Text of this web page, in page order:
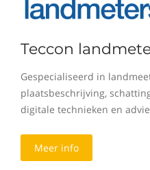
Teccon
Gespecialiseerd in
plaatsbeschrijving,
digitale technieken en
Meer info